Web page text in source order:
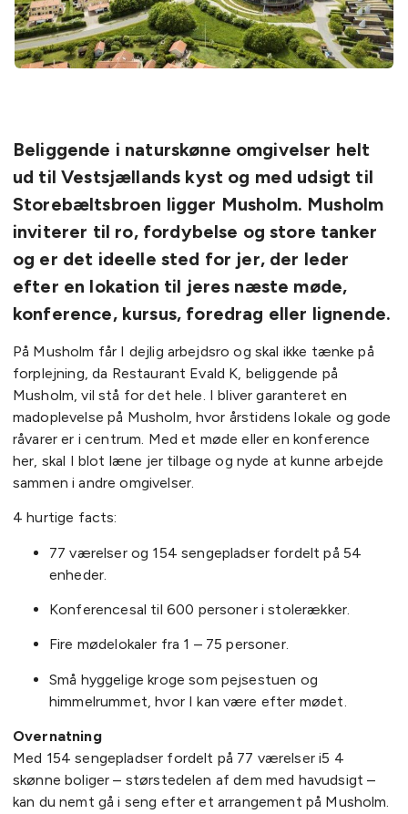
Beliggende i naturskønne omgivelser helt
ud til Vestsjællands kyst og med udsigt til
Storebæltsbroen ligger Musholm. Musholm
inviterer til ro, fordybelse og store tanker
og er det ideelle sted for jer, der leder
efter en lokation til jeres næste møde,
konference, kursus, foredrag eller lignende.
På Musholm får I dejlig arbejdsro og skal ikke tænke på
forplejning, da Restaurant Evald K, beliggende på
Musholm, vil stå for det hele. I bliver garanteret en
madoplevelse på Musholm, hvor årstidens lokale og gode
råvarer er i centrum. Med et møde eller en konference
her, skal I blot læne jer tilbage og nyde at kunne arbejde
sammen i andre omgivelser.
4 hurtige facts:
77 værelser og 154 sengepladser fordelt på 54
enheder.
Konferencesal til 600 personer i stolerækker.
Fire mødelokaler fra 1 – 75 personer.
Små hyggelige kroge som pejsestuen og
himmelrummet, hvor I kan være efter mødet.
Overnatning
Med 154 sengepladser fordelt på 77 værelser i5 4
skønne boliger – størstedelen af dem med havudsigt –
kan du nemt gå i seng efter et arrangement på Musholm.